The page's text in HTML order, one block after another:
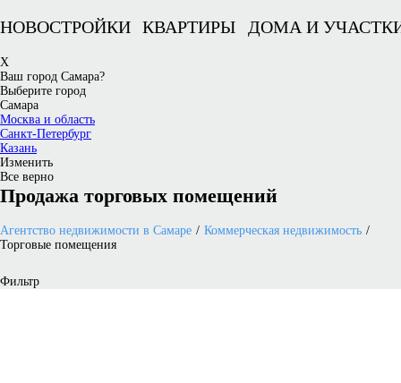
НОВОСТРОЙКИ КВАРТИРЫ ДОМА И
X
Ваш город Самара?
Выберите город
Самара
Москва и область
Санкт-Петербург
Казань
Изменить
Все верно
Продажа торговых помещений
Агентство недвижимости в Самаре
Коммерческая недвижимость
Торговые помещения
Фильтр